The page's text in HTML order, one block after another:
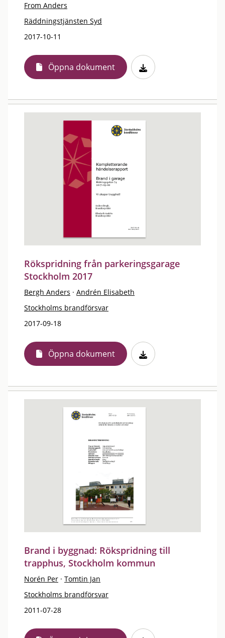
From Anders
Räddningstjänsten Syd
2017-10-11
Öppna dokument
Rökspridning från parkeringsgarage
Stockholm 2017
Bergh Anders · Andrén Elisabeth
Stockholms brandförsvar
2017-09-18
Öppna dokument
Brand i byggnad: Rökspridning till
trapphus, Stockholm kommun
Norén Per · Tomtin Jan
Stockholms brandförsvar
2011-07-28